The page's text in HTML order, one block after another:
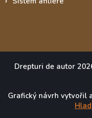
Drepturi de autor
Grafický návrh vytvořil
Hlad